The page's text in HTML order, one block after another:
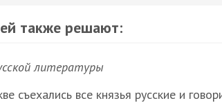
также решают:
литературы
съехались все князья русские и